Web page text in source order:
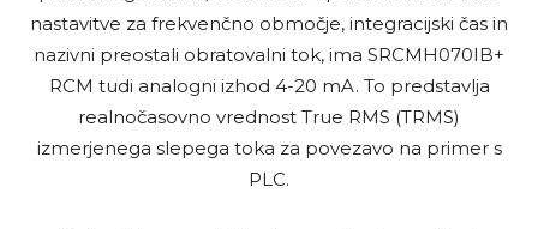
nastavitve za frekvenčno območje, integracijski čas in
nazivni preostali obratovalni tok, ima SRCMH070IB+
RCM tudi analogni izhod 4-20 mA. To predstavlja
realnočasovno vrednost True RMS (TRMS)
izmerjenega slepega toka za povezavo na primer s
PLC.